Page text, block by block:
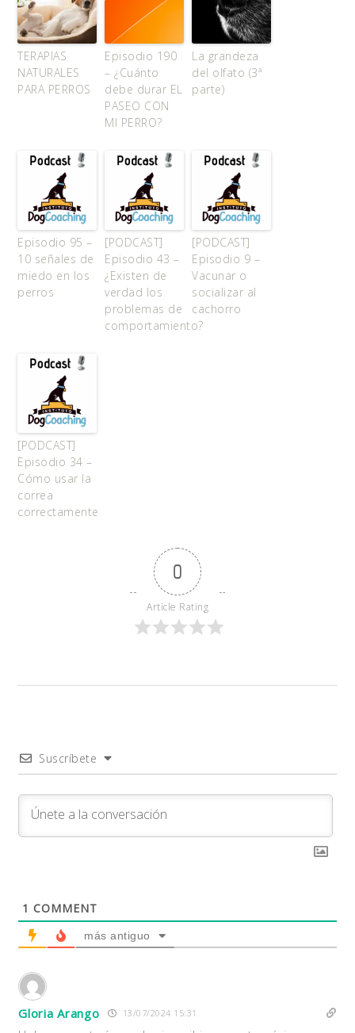
TERAPIAS
NATURALES
PARA PERROS
Episodio 190
– ¿Cuánto
debe durar EL
PASEO CON
MI PERRO?
La grandeza
del olfato (3ª
parte)
Episodio 95 –
10 señales de
miedo en los
perros
[PODCAST]
Episodio 43 –
¿Existen de
verdad los
problemas de
comportamiento?
[PODCAST]
Episodio 9 –
Vacunar o
socializar al
cachorro
[PODCAST]
Episodio 34 –
Cómo usar la
correa
correctamente
0
Article Rating
Suscríbete
1 COMMENT
más antiguo
Gloria Arango 13/07/2024 15:31